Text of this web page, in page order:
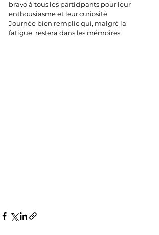
bravo à tous les participants pour leur
enthousiasme et leur curiosité
Journée bien remplie qui, malgré la
fatigue, restera dans les mémoires.